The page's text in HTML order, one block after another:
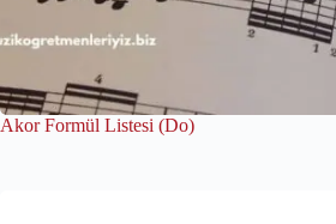
Akor Formül Listesi (Do)